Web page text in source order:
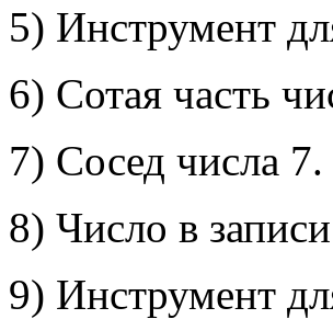
5) Инструмент
6) Сотая часть
7) Сосед числа 7.
8) Число в
9) Инструмент